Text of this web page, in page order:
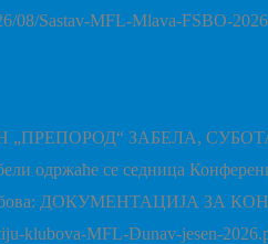
08/Sastav-MFL-Mlava-FSBO-
ЗАБЕЛА, СУБОТА
одржаће се седница
ДОКУМЕНТАЦИЈА ЗА
klubova-MFL-Dunav-jesen-